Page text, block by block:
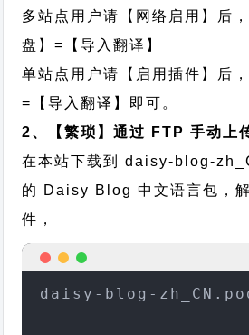
多站点用户请【网络启用】后
盘】=【导入翻译】
单站点用户请【启用插件】后
=【导入翻译】即可。
2、【繁琐】通过 FTP 手动上
在本站下载到daisy-blog-
的 Daisy Blog 中文语言包，
件，
daisy-blog-